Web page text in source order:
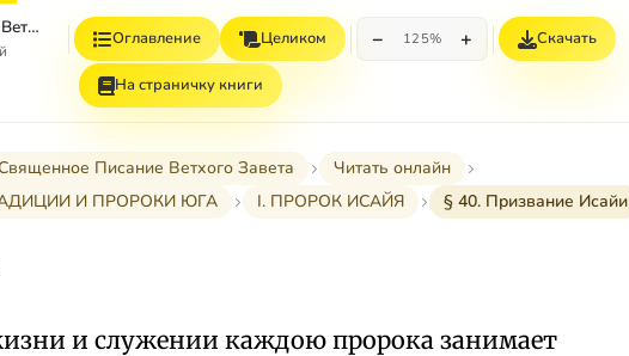
Введение в Священное Писание Ветхого Завета Оглавление Целиком − 125% + Скачать
На страничку книги
Писание Ветхого Завета
Читать онлайн
И ПРОРОКИ ЮГА
I. ПРОРОК ИСАЙЯ § 40. Призвание Исайи
и служении каждою пророка занимает